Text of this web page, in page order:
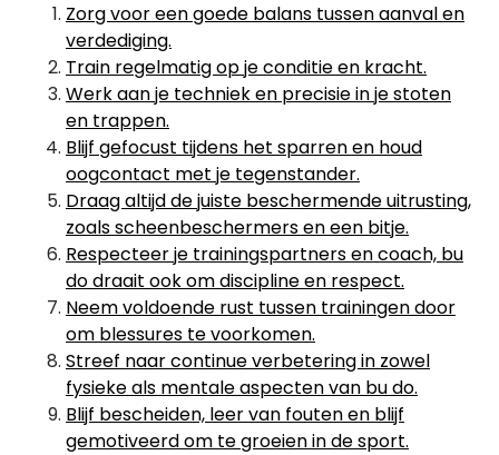
Zorg voor een goede balans tussen aanval en
verdediging.
Train regelmatig op je conditie en kracht.
Werk aan je techniek en precisie in je stoten
en trappen.
Blijf gefocust tijdens het sparren en houd
oogcontact met je tegenstander.
Draag altijd de juiste beschermende uitrusting,
zoals scheenbeschermers en een bitje.
Respecteer je trainingspartners en coach, bu
do draait ook om discipline en respect.
Neem voldoende rust tussen trainingen door
om blessures te voorkomen.
Streef naar continue verbetering in zowel
fysieke als mentale aspecten van bu do.
Blijf bescheiden, leer van fouten en blijf
gemotiveerd om te groeien in de sport.